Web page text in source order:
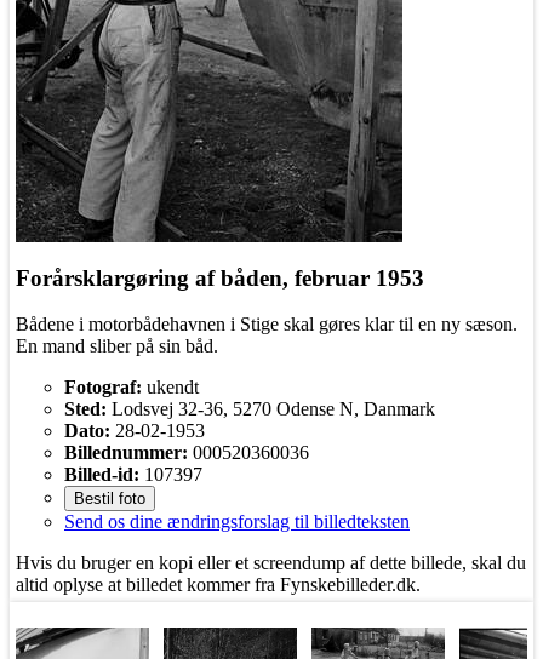
Forårsklargøring af båden, februar 1953
Bådene i motorbådehavnen i Stige skal gøres klar til en ny sæson.
En mand sliber på sin båd.
Fotograf: ukendt
Sted: Lodsvej 32-36, 5270 Odense N, Danmark
Dato: 28-02-1953
Billednummer: 000520360036
Billed-id: 107397
Bestil foto
Send os dine ændringsforslag til billedteksten
Hvis du bruger en kopi eller et screendump af dette billede, skal du
altid oplyse at billedet kommer fra Fynskebilleder.dk.